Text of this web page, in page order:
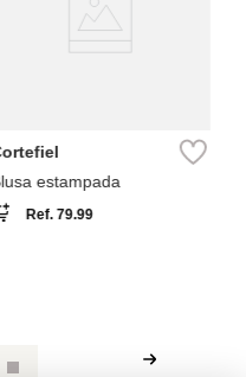
estampada
Ref. 79.99